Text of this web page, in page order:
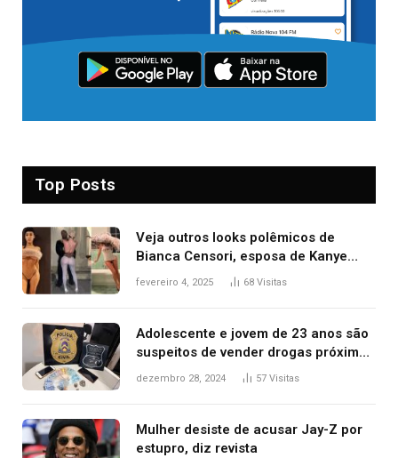
Top Posts
Veja outros looks polêmicos de
Bianca Censori, esposa de Kanye
West que apareceu nua no Grammy
fevereiro 4, 2025 68 Visitas
Adolescente e jovem de 23 anos são
suspeitos de vender drogas próximo
de delegacia e escola, diz polícia
dezembro 28, 2024 57 Visitas
Mulher desiste de acusar Jay-Z por
estupro, diz revista